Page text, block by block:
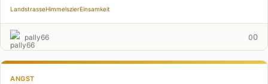
LandstrasseHimmelszierEinsamkeit
pally66 00
ANGST